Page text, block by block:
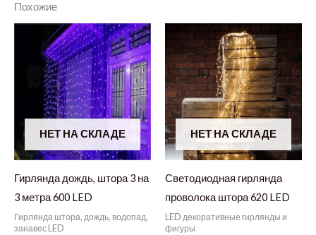
Похожие
НЕТ НА СКЛАДЕ
Гирлянда дождь, штора 3 на
3 метра 600 LED
Гирлянда штора, дождь, водопад,
занавес LED
НЕТ НА СКЛАДЕ
Светодиодная гирлянда
проволока штора 620 LED
LED декоративные гирлянды и
фигуры